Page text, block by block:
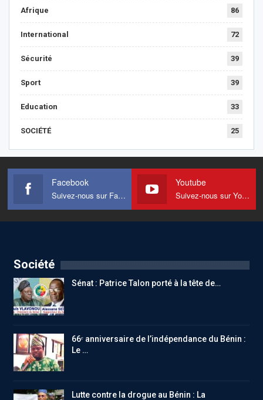
Afrique 86
International 72
Sécurité 39
Sport 39
Education 33
SOCIÉTÉ 25
Facebook
Suivez-nous sur Facebook
Youtube
Suivez-nous sur Youtube
Société
Sénat : Patrice Talon porté à la tête de…
66ᵉ anniversaire de l’indépendance du Bénin :
Le …
Lutte contre la drogue au Bénin : La